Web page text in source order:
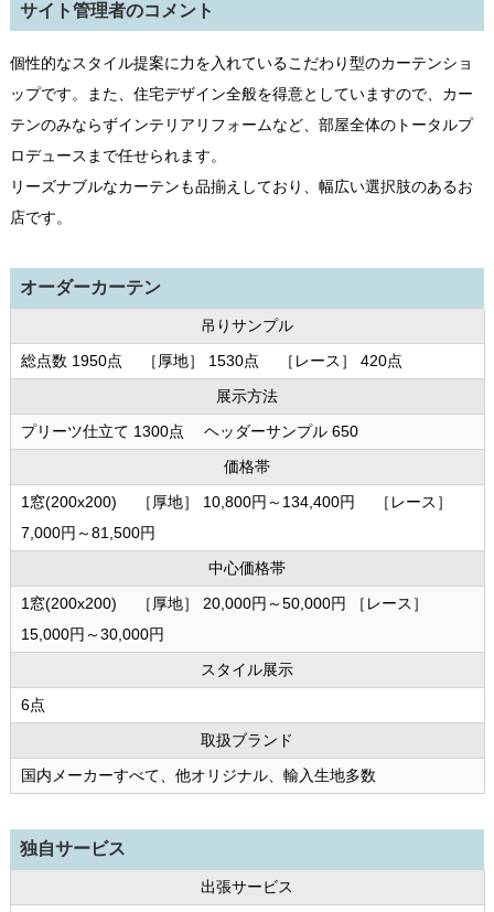
サイト管理者のコメント
個性的なスタイル提案に力を入れているこだわり型のカーテンショ
ップです。また、住宅デザイン全般を得意としていますので、カー
テンのみならずインテリアリフォームなど、部屋全体のトータルプ
ロデュースまで任せられます。
リーズナブルなカーテンも品揃えしており、幅広い選択肢のあるお
店です。
オーダーカーテン
吊りサンプル
総点数 1950点 ［厚地］ 1530点 ［レース］ 420点
展示方法
プリーツ仕立て 1300点 ヘッダーサンプル 650
価格帯
1窓(200x200) ［厚地］ 10,800円～134,400円 ［レース］
7,000円～81,500円
中心価格帯
1窓(200x200) ［厚地］ 20,000円～50,000円 ［レース］
15,000円～30,000円
スタイル展示
6点
取扱ブランド
国内メーカーすべて、他オリジナル、輸入生地多数
独自サービス
出張サービス